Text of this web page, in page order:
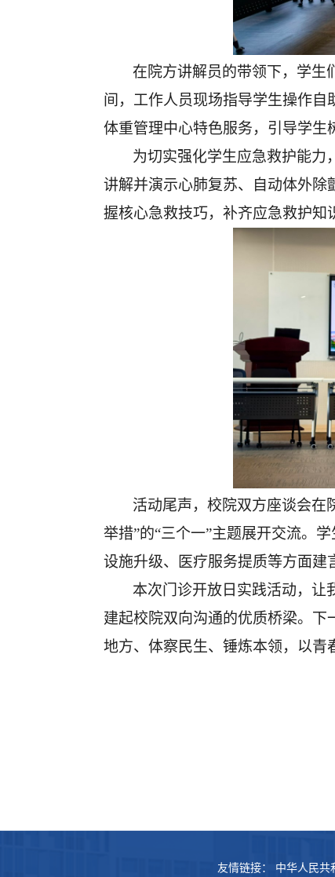
在院方讲解员的带领下，学生
间，工作人员现场指导学生操作
体重管理中心特色服务，引导学生
为切实强化学生应急救护能力
讲解并演示心肺复苏、自动体外除
握核心急救技巧，补齐应急救护知
活动尾声，校院双方座谈会在
举措”的“三个一”主题展开交流。
设施升级、医疗服务提质等方面建
本次门诊开放日实践活动，让
建起校院双向沟通的优质桥梁。
地方、体察民生、锤炼本领，以青
友情链接： 中华人民共